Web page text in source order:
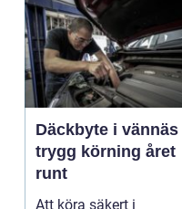
Däckbyte i vännäs
trygg körning året
runt
Att köra säkert i